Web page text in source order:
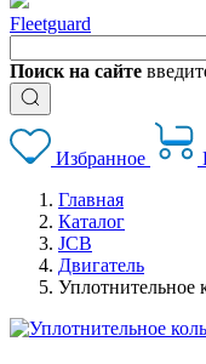
Fleetguard
Поиск на сайте
Избранное
Главная
Каталог
JCB
Двигатель
Уплотнительное